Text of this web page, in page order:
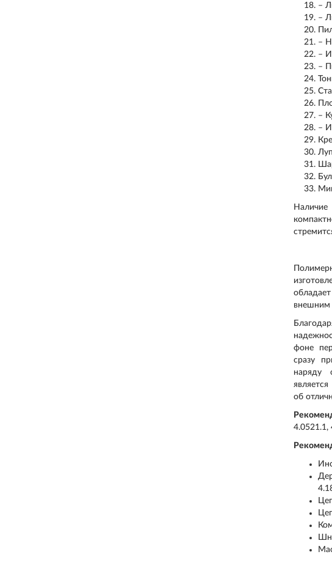
–
–
–
–
–
–
–
внешним
фоне
сразу
наряду
об
4.0521.1,